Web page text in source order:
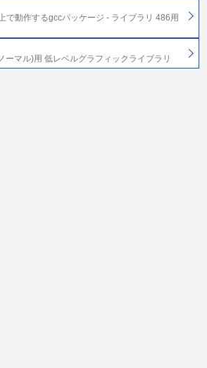
で動作するgccパッケージ - ライブラリ 486用
ーマル)用 低レベルグラフィックライブラリ